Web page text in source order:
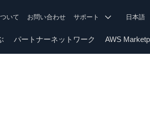
いて お問い合わせ サポート 日本
パートナーネットワーク AWS